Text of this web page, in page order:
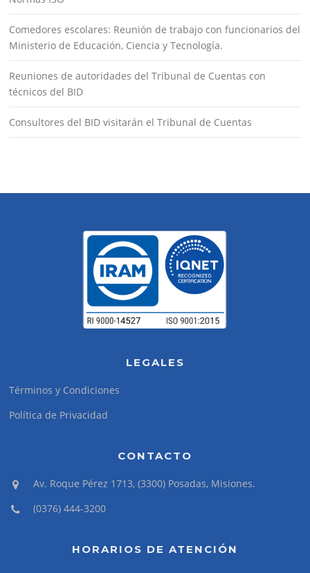
Comedores escolares: Reunión de trabajo con funcionarios del
Ministerio de Educación, Ciencia y Tecnología.
Reuniones de autoridades del Tribunal de Cuentas con
técnicos del BID
Consultores del BID visitarán el Tribunal de Cuentas
LEGALES
Términos y Condiciones
Política de Privacidad
CONTACTO
Av. Roque Pérez 1713, (3300) Posadas, Misiones.
(0376) 444-3200
HORARIOS DE ATENCIÓN